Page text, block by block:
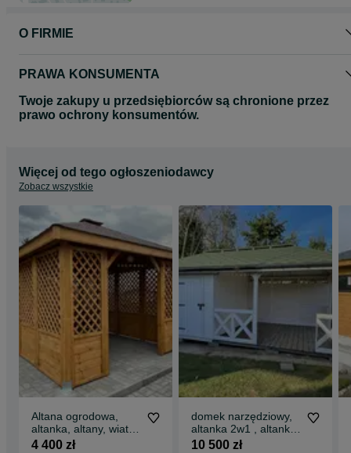
O FIRMIE
PRAWA KONSUMENTA
Twoje zakupy u przedsiębiorców są chronione przez
prawo ochrony konsumentów.
Więcej od tego ogłoszeniodawcy
Zobacz wszystkie
Altana ogrodowa,
altanka, altany, wiaty,
domek,
4 400 zł
domek narzędziowy,
altanka 2w1 , altanki,
wiaty, altany,
10 500 zł